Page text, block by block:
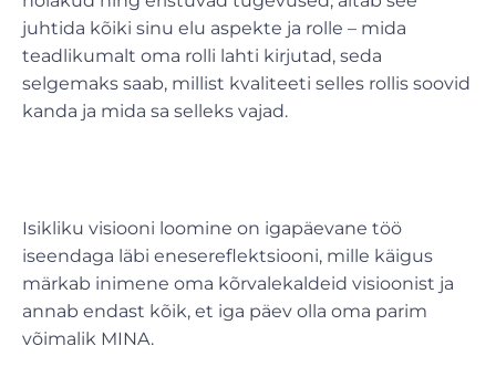
juhtida kõiki sinu elu aspekte ja rolle – mida
teadlikumalt oma rolli lahti kirjutad, seda
selgemaks saab, millist kvaliteeti selles rollis soovid
kanda ja mida sa selleks vajad.
Isikliku visiooni loomine on igapäevane töö
iseendaga läbi enesereflektsiooni, mille käigus
märkab inimene oma kõrvalekaldeid visioonist ja
annab endast kõik, et iga päev olla oma parim
võimalik MINA.